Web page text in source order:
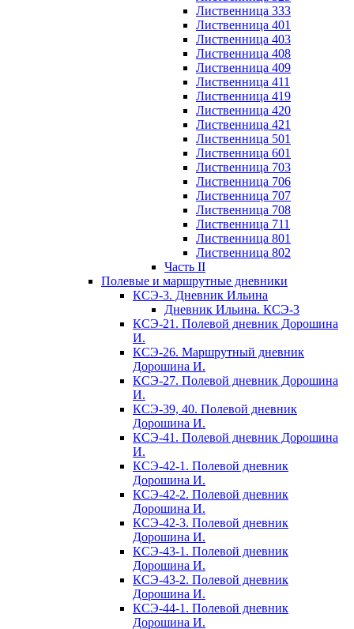
Лиственница 333
Лиственница 401
Лиственница 403
Лиственница 408
Лиственница 409
Лиственница 411
Лиственница 419
Лиственница 420
Лиственница 421
Лиственница 501
Лиственница 601
Лиственница 703
Лиственница 706
Лиственница 707
Лиственница 708
Лиственница 711
Лиственница 801
Лиственница 802
Часть II
Полевые и маршрутные дневники
КСЭ-3. Дневник Ильина
Дневник Ильина. КСЭ-3
КСЭ-21. Полевой дневник Дорошина
И.
КСЭ-26. Маршрутный дневник
Дорошина И.
КСЭ-27. Полевой дневник Дорошина
И.
КСЭ-39, 40. Полевой дневник
Дорошина И.
КСЭ-41. Полевой дневник Дорошина
И.
КСЭ-42-1. Полевой дневник
Дорошина И.
КСЭ-42-2. Полевой дневник
Дорошина И.
КСЭ-42-3. Полевой дневник
Дорошина И.
КСЭ-43-1. Полевой дневник
Дорошина И.
КСЭ-43-2. Полевой дневник
Дорошина И.
КСЭ-44-1. Полевой дневник
Дорошина И.